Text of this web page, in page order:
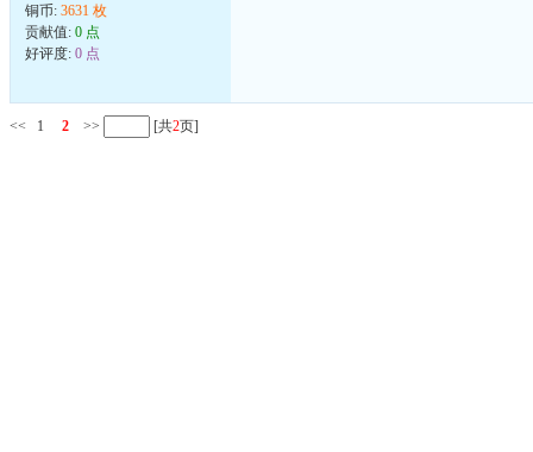
铜币: 3631 枚
贡献值: 0 点
好评度: 0 点
<< 1 2 >> [共2页]